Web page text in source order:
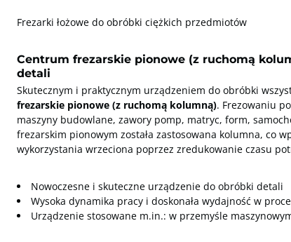
Frezarki łożowe do obróbki ciężkich przedmiotów
Centrum frezarskie pionowe (z ruchomą
detali
Skutecznym i praktycznym urządzeniem do obróbki
frezarskie pionowe (z ruchomą kolumną). Frezowaniu
maszyny budowlane, zawory pomp, matryc, form,
frezarskim pionowym została zastosowana kolumna, co
wykorzystania wrzeciona poprzez zredukowanie czasu
Nowoczesne i skuteczne urządzenie do obróbki detali
Wysoka dynamika pracy i doskonała wydajność w
Urządzenie stosowane m.in.: w przemyśle